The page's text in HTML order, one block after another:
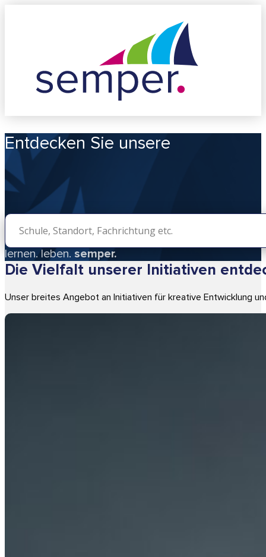
Entdecken Sie unsere
lernen. leben. semper.
Die Vielfalt unserer Initiativen
Unser breites Angebot an Initiativen für kreative Entwicklung